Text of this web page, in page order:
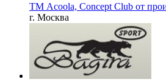
ТМ Acoola, Concept Club от
г. Москва